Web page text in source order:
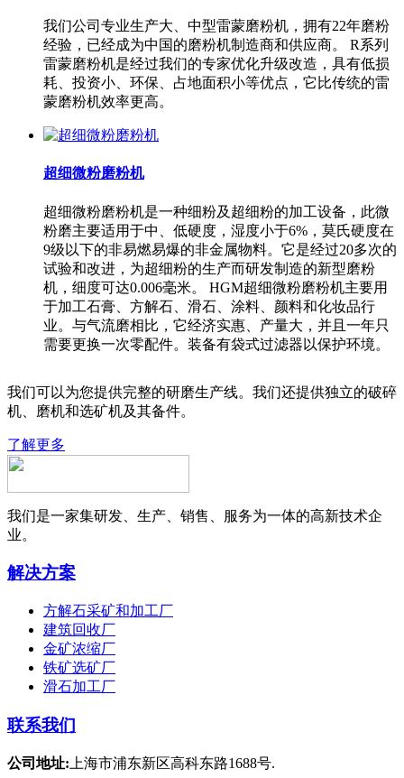
我们公司专业生产大、中型雷蒙磨粉机，拥有22年磨粉
经验，已经成为中国的磨粉机制造商和供应商。 R系列
雷蒙磨粉机是经过我们的专家优化升级改造，具有低损
耗、投资小、环保、占地面积小等优点，它比传统的雷
蒙磨粉机效率更高。
超细微粉磨粉机
超细微粉磨粉机是一种细粉及超细粉的加工设备，此微
粉磨主要适用于中、低硬度，湿度小于6%，莫氏硬度在
9级以下的非易燃易爆的非金属物料。它是经过20多次的
试验和改进，为超细粉的生产而研发制造的新型磨粉
机，细度可达0.006毫米。 HGM超细微粉磨粉机主要用
于加工石膏、方解石、滑石、涂料、颜料和化妆品行
业。与气流磨相比，它经济实惠、产量大，并且一年只
需要更换一次零配件。装备有袋式过滤器以保护环境。
我们可以为您提供完整的研磨生产线。我们还提供独立的破碎
机、磨机和选矿机及其备件。
了解更多
我们是一家集研发、生产、销售、服务为一体的高新技术企
业。
解决方案
方解石采矿和加工厂
建筑回收厂
金矿浓缩厂
铁矿选矿厂
滑石加工厂
联系我们
公司地址: 上海市浦东新区高科东路1688号.